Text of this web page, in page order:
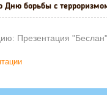
Дню борьбы с
Презентация